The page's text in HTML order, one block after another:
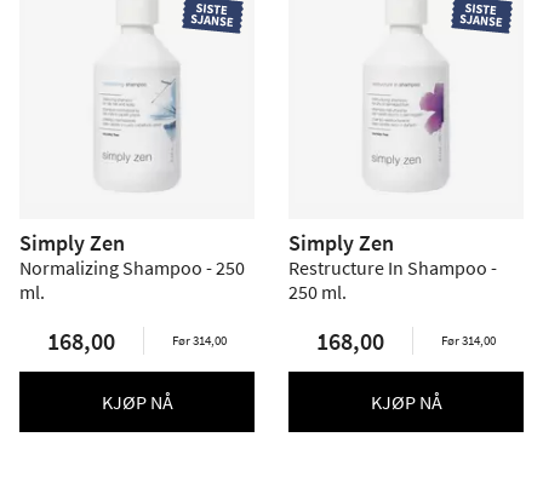
Simply Zen
Normalizing Shampoo - 250
ml.
168,00 Før 314,00
KJØP NÅ
Simply Zen
Restructure In Shampoo -
250 ml.
168,00 Før 314,00
KJØP NÅ